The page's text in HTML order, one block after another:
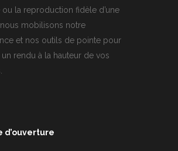
ou la reproduction fidèle d’une
mobilisons notre
et nos outils de pointe pour
un rendu à la hauteur de vos
d’ouverture